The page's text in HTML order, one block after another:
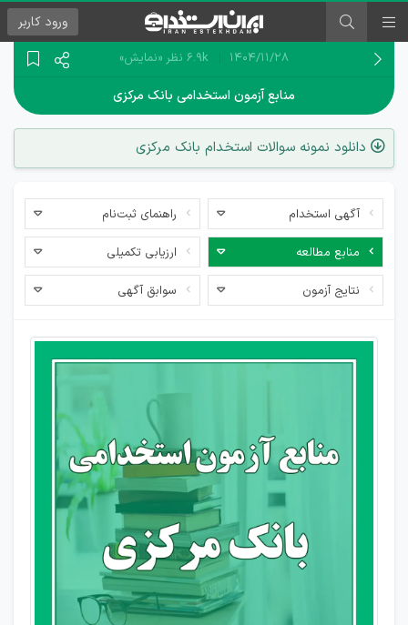
ورود کاربر
۱۴۰۴/۱۱/۲۸ 6.9k نظر «نمایش»
منابع آزمون استخدامی بانک مرکزی
دانلود نمونه سوالات استخدام بانک مرکزی
آگهی استخدام راهنمای ثبت‌نام
منابع مطالعه ارزیابی تکمیلی
نتایج آزمون سوابق آگهی
دانلود